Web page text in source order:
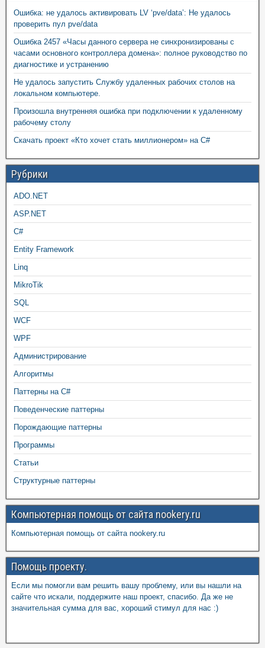
Ошибка: не удалось активировать LV ‘pve/data’: Не удалось
проверить пул pve/data
Ошибка 2457 «Часы данного сервера не синхронизированы с
часами основного контроллера домена»: полное руководство по
диагностике и устранению
Не удалось запустить Службу удаленных рабочих столов на
локальном компьютере.
Произошла внутренняя ошибка при подключении к удаленному
рабочему столу
Скачать проект «Кто хочет стать миллионером» на C#
Рубрики
ADO.NET
ASP.NET
C#
Entity Framework
Linq
MikroTik
SQL
WCF
WPF
Администрирование
Алгоритмы
Паттерны на C#
Поведенческие паттерны
Порождающие паттерны
Программы
Статьи
Структурные паттерны
Компьютерная помощь от сайта nookery.ru
Компьютерная помощь от сайта nookery.ru
Помощь проекту.
Если мы помогли вам решить вашу проблему, или вы нашли на
сайте что искали, поддержите наш проект, спасибо. Да же не
значительная сумма для вас, хороший стимул для нас :)